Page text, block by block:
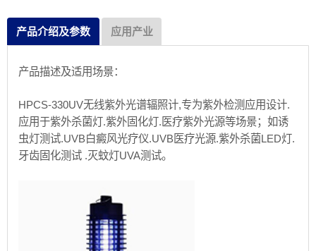
产品介绍及参数 应用产业
产品描述及适用场景：
HPCS-330UV无线紫外光谱辐照计,专为紫外检测应用设计.
应用于紫外杀菌灯.紫外固化灯.医疗紫外光源等场景；如诱
虫灯测试.UVB白癜风光疗仪.UVB医疗光源.紫外杀菌LED灯.
牙齿固化测试 .灭蚊灯UVA测试。